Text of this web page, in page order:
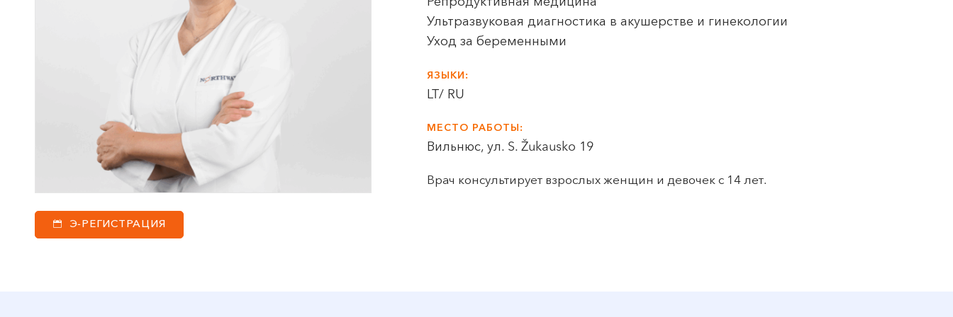
Э-РЕГИСТРАЦИЯ
Ультразвуковая диагностика в акушерстве и гинекологии
Уход за беременными
ЯЗЫКИ:
LT/ RU
МЕСТО РАБОТЫ:
Вильнюс, ул. S. Žukausko 19
Врач консультирует взрослых женщин и девочек с 14 лет.